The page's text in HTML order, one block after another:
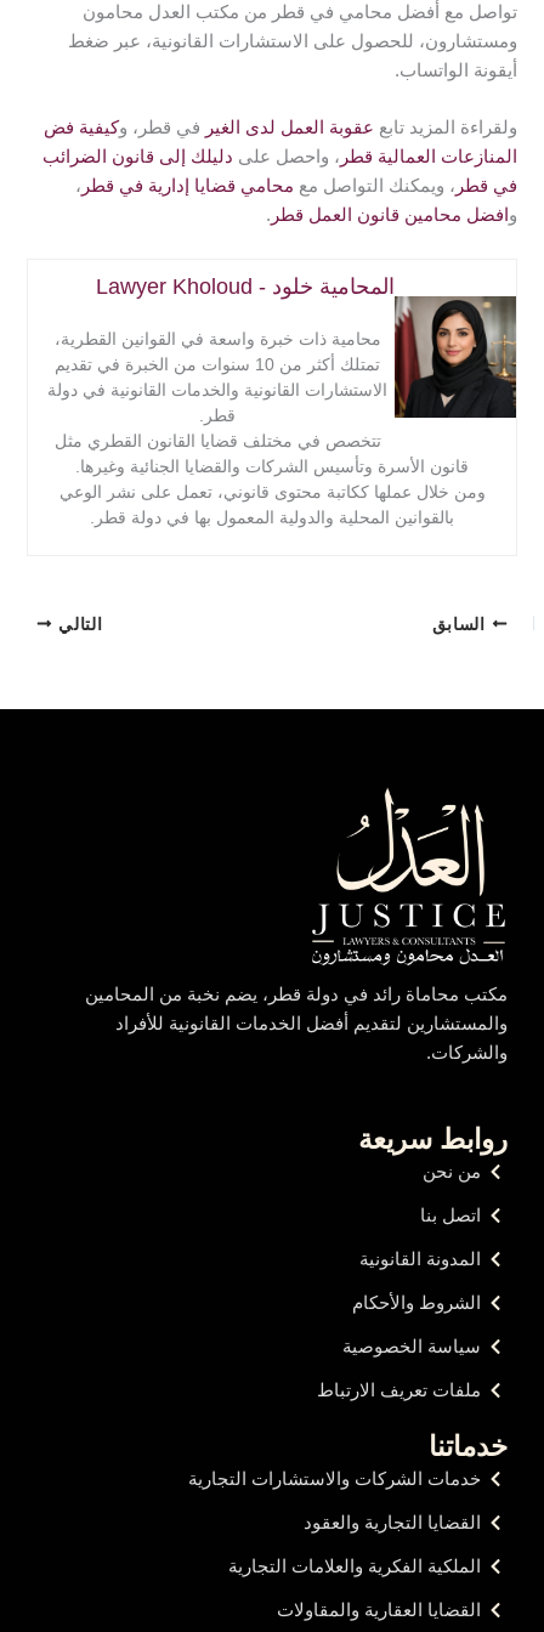
4- استنفاد مراحل التظلم الإداري قبل اللجوء إلى القضاء.
تواصل مع أفضل محامي في قطر من مكتب العدل محامون
ومستشارون، للحصول على الاستشارات القانونية، عبر ضغط
أيقونة الواتساب.
ولقراءة المزيد تابع عقوبة العمل لدى الغير في قطر، وكيفية فض
المنازعات العمالية قطر ، واحصل على دليلك إلى قانون الضرائب
في قطر ، ويمكنك التواصل مع محامي قضايا إدارية في قطر ،
و افضل محامين قانون العمل قطر .
المحامية خلود - Lawyer Kholoud
محامية ذات خبرة واسعة في القوانين القطرية،
تمتلك أكثر من 10 سنوات من الخبرة في تقديم
الاستشارات القانونية والخدمات القانونية في دولة
قطر.
تتخصص في مختلف قضايا القانون القطري مثل
قانون الأسرة وتأسيس الشركات والقضايا الجنائية وغيرها.
ومن خلال عملها ككاتبة محتوى قانوني، تعمل على نشر الوعي
بالقوانين المحلية والدولية المعمول بها في دولة قطر.
السابق التالي
مكتب محاماة رائد في دولة قطر، يضم نخبة من المحامين
والمستشارين لتقديم أفضل الخدمات القانونية للأفراد
والشركات.
روابط سريعة
من نحن
اتصل بنا
المدونة القانونية
الشروط والأحكام
سياسة الخصوصية
ملفات تعريف الارتباط
خدماتنا
خدمات الشركات والاستشارات التجارية
القضايا التجارية والعقود
الملكية الفكرية والعلامات التجارية
القضايا العقارية والمقاولات